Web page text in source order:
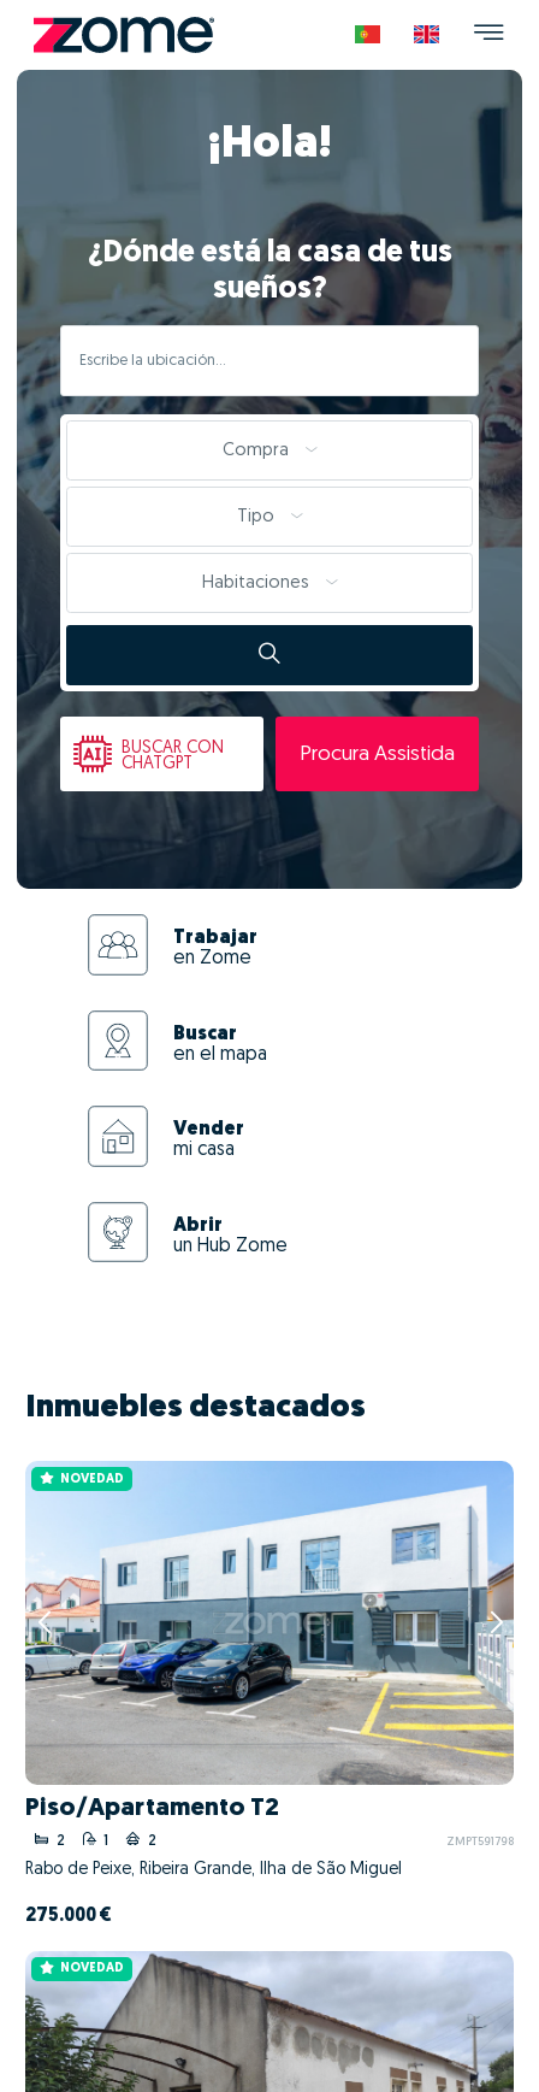
¡Hola!
¿Dónde está la casa de tus
sueños?
Compra
Tipo
Habitaciones
BUSCAR CON
CHATGPT
Procura Assistida
Trabajar
en Zome
Buscar
en el mapa
Vender
mi casa
Abrir
un Hub Zome
Inmuebles destacados
NOVEDAD
Piso/Apartamento T2
2 1 2 ZMPT591798
Rabo de Peixe, Ribeira Grande, Ilha de São Miguel
275.000 €
NOVEDAD